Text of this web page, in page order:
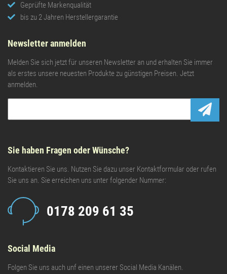
Geprüfte Markenqualität
bis zu 2 Jahren Herstellergarantie
Newsletter anmelden
Melden Sie sich jetzt für unseren Newsletter an und erhalten Sie immer
als erstes unsere neuesten Produkte zu günstigen Preisen. Jetzt
anmelden.
Sie haben Fragen oder Wünsche?
Kontaktieren Sie uns. Nutzen Sie dazu unser Kontaktformular oder rufen
Sie uns an. Sie erreichen uns unter folgender Nummer:
0178 209 61 35
Social Media
Folgen Sie uns auch unf einen unserer Social Media Kanälen.